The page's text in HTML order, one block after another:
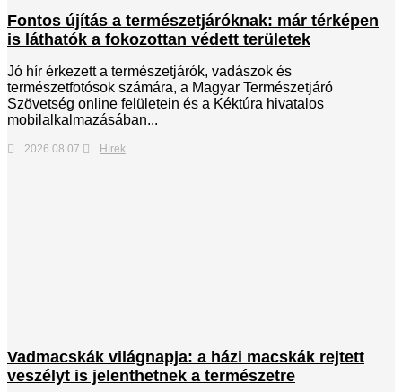
Fontos újítás a természetjáróknak: már térképen
is láthatók a fokozottan védett területek
Jó hír érkezett a természetjárók, vadászok és
természetfotósok számára, a Magyar Természetjáró
Szövetség online felületein és a Kéktúra hivatalos
mobilalkalmazásában...
2026.08.07. Hírek
Vadmacskák világnapja: a házi macskák rejtett
veszélyt is jelenthetnek a természetre